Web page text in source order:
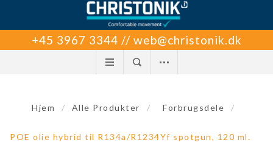
+45 3967 3344 // web@christonik.dk
Hjem / Alle Produkter / Forbrugsdele /
POE olie hybrid til R134a/R1234Yf spotgun, 120 ml.